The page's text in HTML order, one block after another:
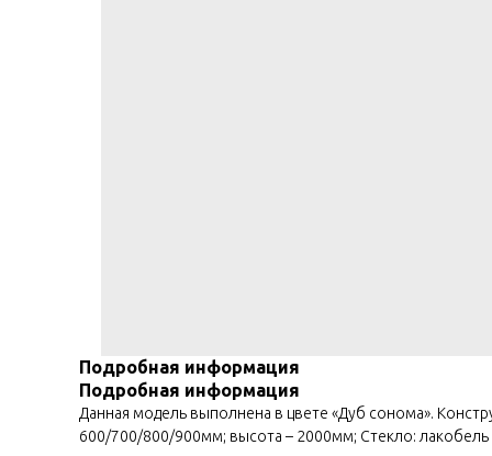
Подробная информация
Подробная информация
Данная модель выполнена в цвете «Дуб сонома».
600/700/800/900мм; высота – 2000мм; Стекло: лакобель